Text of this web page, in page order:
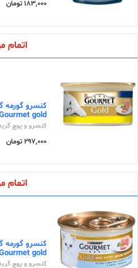
183,000 تومان
اتمام
gold
کنسرو و پوچ
297,000 تومان
اتمام
gold
کنسرو و پوچ